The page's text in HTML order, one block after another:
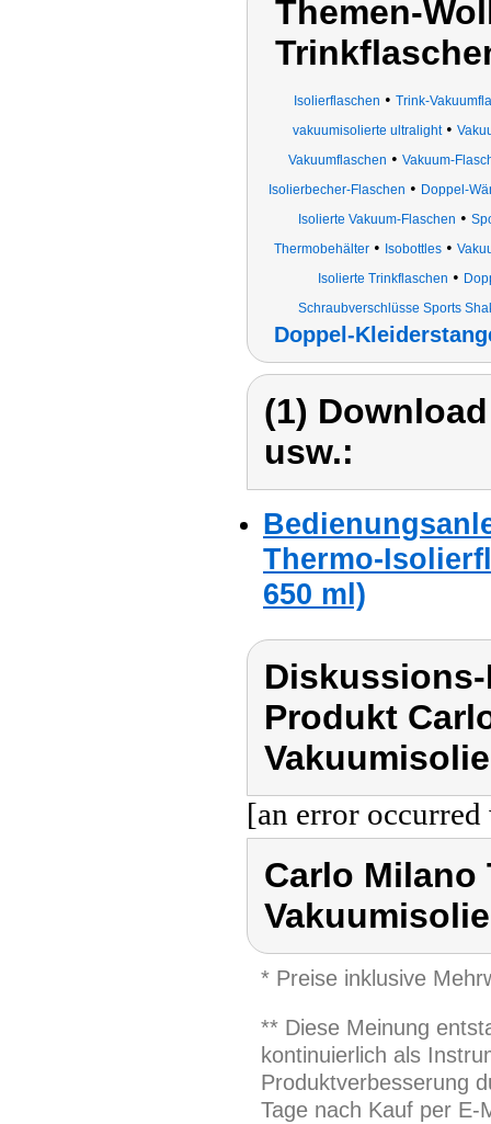
Themen-
Isolierflaschen • Trink-
vakuumisolierte ultralight•
Vakuumflaschen • Vakuum-
Isolierbecher-Flaschen • Doppel-
Isolierte Vakuum-Flaschen •
Thermobehälter• Isobottles•
Isolierte Trinkflaschen •
Schraubverschlüsse Sports
Doppel-
(1)
usw.:
Thermo-
650 ml)
Produkt
[an error
Carlo
* Preise inklusive
** Diese Meinung
kontinuierlich als
Produktverbesserung
Tage nach Kauf per E-